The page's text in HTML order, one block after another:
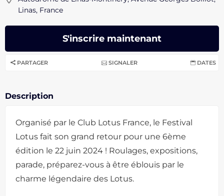
Linas, France
S'inscrire maintenant
PARTAGER SIGNALER DATES
Description
Organisé par le Club Lotus France, le Festival
Lotus fait son grand retour pour une 6ème
édition le 22 juin 2024 ! Roulages, expositions,
parade, préparez-vous à être éblouis par le
charme légendaire des Lotus.